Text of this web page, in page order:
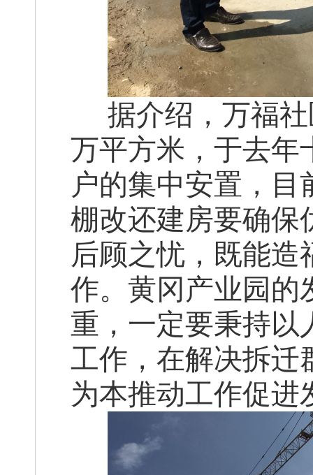
据介绍，万福
万平方米，于去年
户的集中安置，
棚改还建房要确保
后顾之忧，既能
作。黄冈产业园的
重，一定要秉持以
工作，在解决拆迁
为本推动工作促进